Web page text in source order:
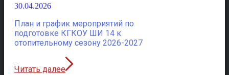
30.04.2026
План и график мероприятий по
подготовке КГКОУ ШИ 14 к
отопительному сезону 2026-2027
Читать далее